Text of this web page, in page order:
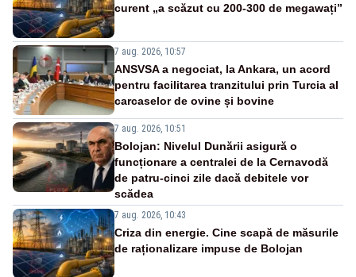
curent „a scăzut cu 200-300 de megawați”
7 aug. 2026, 10:57
ANSVSA a negociat, la Ankara, un acord
pentru facilitarea tranzitului prin Turcia al
carcaselor de ovine și bovine
7 aug. 2026, 10:51
Bolojan: Nivelul Dunării asigură o
funcționare a centralei de la Cernavodă
de patru-cinci zile dacă debitele vor
scădea
7 aug. 2026, 10:43
Criza din energie. Cine scapă de măsurile
de raționalizare impuse de Bolojan